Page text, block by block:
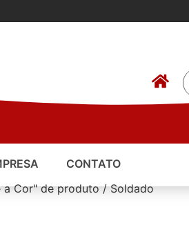
CONTATO
Cor" de produto / Soldado